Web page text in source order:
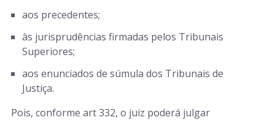
aos precedentes;
às jurisprudências firmadas pelos Tribunais
Superiores;
aos enunciados de súmula dos Tribunais de
Justiça.
Pois, conforme art 332, o juiz poderá julgar